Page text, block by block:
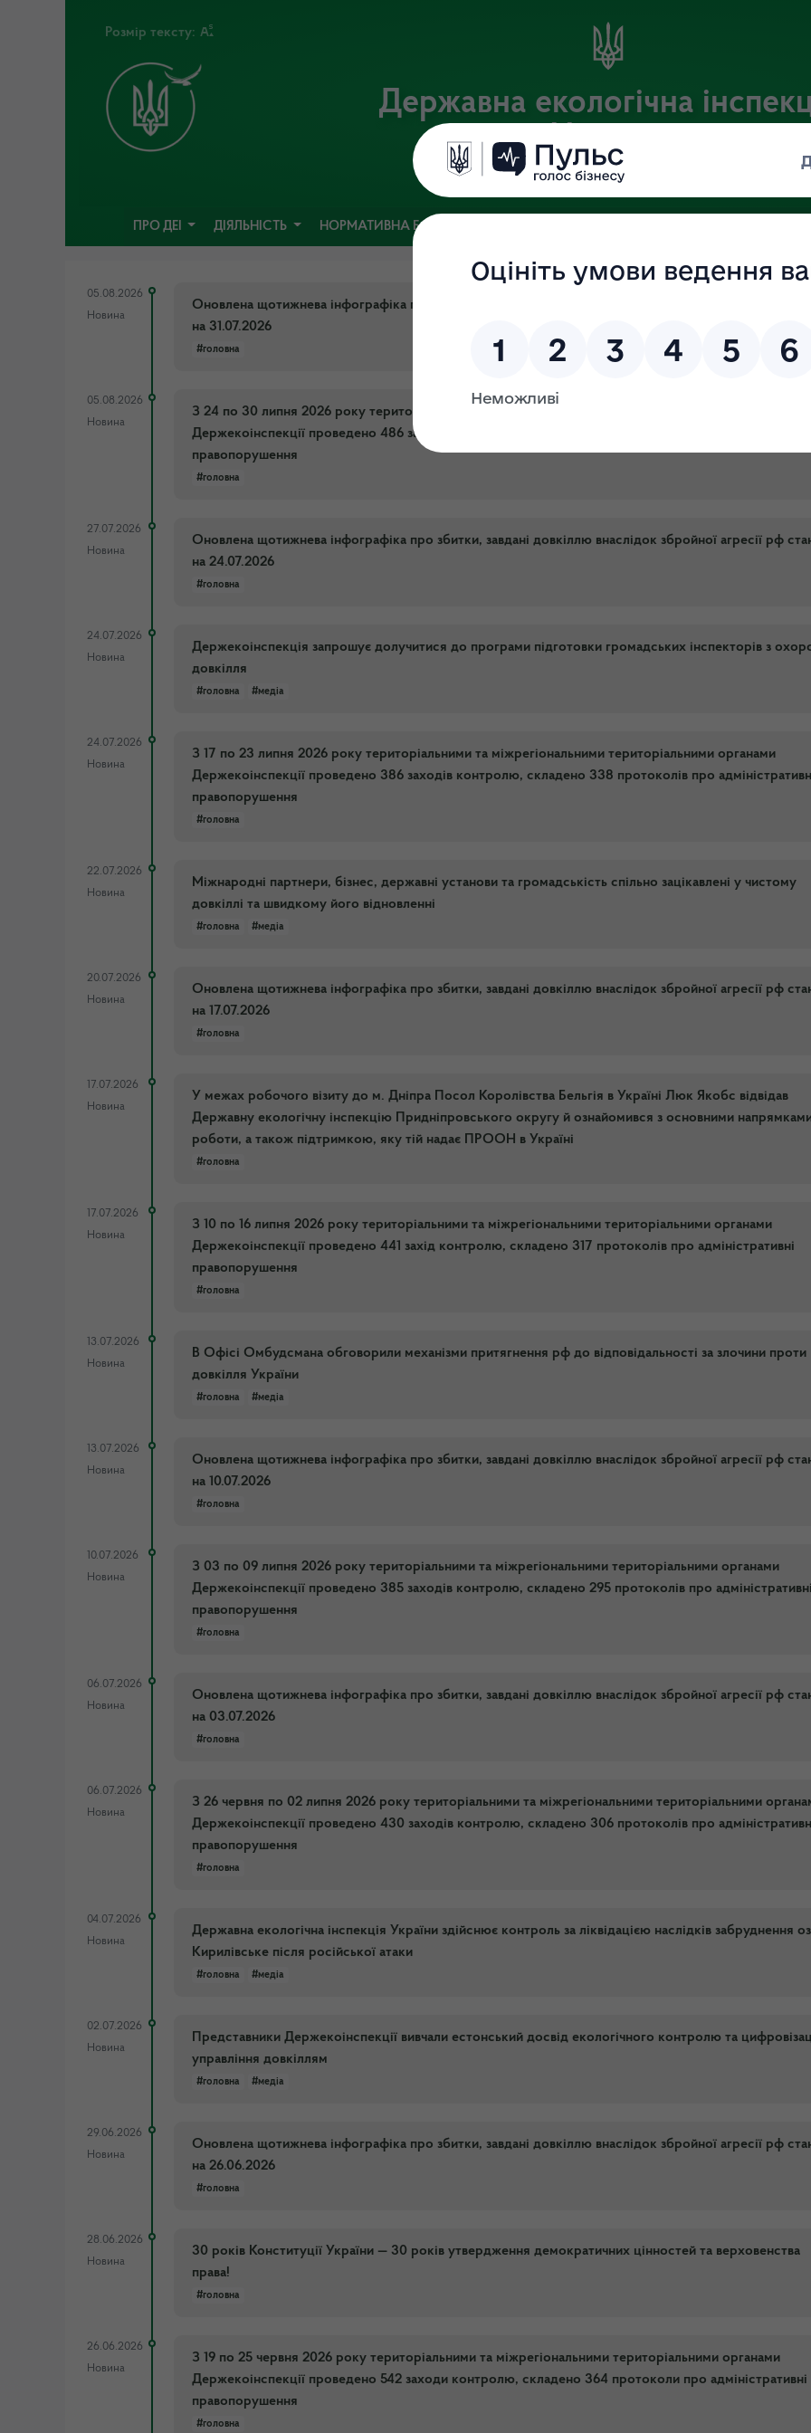
Розмір тексту:
Державна екологічна
України
Офіційний веб-портал Державної екологічної інспекції України
ПРО ДЕІ ДІЯЛЬНІСТЬ НОРМАТИВНА БАЗА
05.08.2026
Новина
Оновлена щотижнева інфографіка про збитки, завдані довкіллю внаслідок збройної агресії рф
на 31.07.2026
#головна
05.08.2026
Новина
З 24 по 30 липня 2026 року територіальними та міжрегіональними територіальними органами
Держекоінспекції проведено 486 заходів контролю, складено 323 протоколи про адміністративні
правопорушення
#головна
27.07.2026
Новина
Оновлена щотижнева інфографіка про збитки, завдані довкіллю внаслідок збройної агресії рф
на 24.07.2026
#головна
24.07.2026
Новина
Держекоінспекція запрошує долучитися до програми підготовки громадських інспекторів з
довкілля
#головна #медіа
24.07.2026
Новина
З 17 по 23 липня 2026 року територіальними та міжрегіональними територіальними органами
Держекоінспекції проведено 386 заходів контролю, складено 338 протоколів про
правопорушення
#головна
22.07.2026
Новина
Міжнародні партнери, бізнес, державні установи та громадськість спільно зацікавлені у чистому
довкіллі та швидкому його відновленні
#головна #медіа
20.07.2026
Новина
Оновлена щотижнева інфографіка про збитки, завдані довкіллю внаслідок збройної агресії рф
на 17.07.2026
#головна
17.07.2026
Новина
У межах робочого візиту до м. Дніпра Посол Королівства Бельгія в Україні Люк Якобс відвідав
Державну екологічну інспекцію Придніпровського округу й ознайомився з основними напрямками
роботи, а також підтримкою, яку тій надає ПРООН в Україні
#головна
17.07.2026
Новина
З 10 по 16 липня 2026 року територіальними та міжрегіональними територіальними органами
Держекоінспекції проведено 441 захід контролю, складено 317 протоколів про адміністративні
правопорушення
#головна
13.07.2026
Новина
В Офісі Омбудсмана обговорили механізми притягнення рф до відповідальності за злочини проти
довкілля України
#головна #медіа
13.07.2026
Новина
Оновлена щотижнева інфографіка про збитки, завдані довкіллю внаслідок збройної агресії рф
на 10.07.2026
#головна
10.07.2026
Новина
З 03 по 09 липня 2026 року територіальними та міжрегіональними територіальними органами
Держекоінспекції проведено 385 заходів контролю, складено 295 протоколів про адміністративні
правопорушення
#головна
06.07.2026
Новина
Оновлена щотижнева інфографіка про збитки, завдані довкіллю внаслідок збройної агресії рф
на 03.07.2026
#головна
06.07.2026
Новина
З 26 червня по 02 липня 2026 року територіальними та міжрегіональними територіальними
Держекоінспекції проведено 430 заходів контролю, складено 306 протоколів про
правопорушення
#головна
04.07.2026
Новина
Державна екологічна інспекція України здійснює контроль за ліквідацією наслідків забруднення
Кирилівське після російської атаки
#головна #медіа
02.07.2026
Новина
Представники Держекоінспекції вивчали естонський досвід екологічного контролю та
управління довкіллям
#головна #медіа
29.06.2026
Новина
Оновлена щотижнева інфографіка про збитки, завдані довкіллю внаслідок збройної агресії рф
на 26.06.2026
#головна
28.06.2026
Новина
30 років Конституції України — 30 років утвердження демократичних цінностей та верховенства
права!
#головна
26.06.2026
Новина
З 19 по 25 червня 2026 року територіальними та міжрегіональними територіальними органами
Держекоінспекції проведено 542 заходи контролю, складено 364 протоколи про адміністративні
правопорушення
#головна